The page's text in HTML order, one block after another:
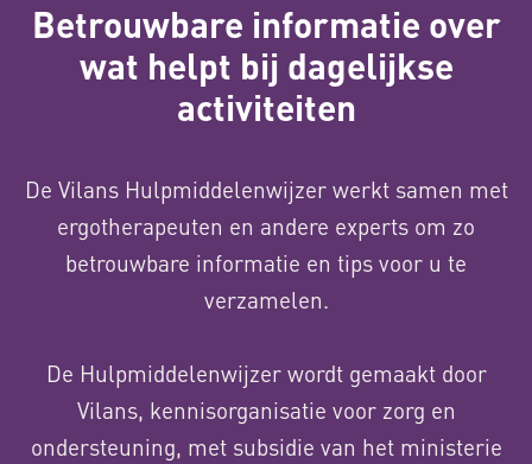
Betrouwbare informatie over
wat helpt bij dagelijkse
activiteiten
De Vilans Hulpmiddelenwijzer werkt samen met
ergotherapeuten en andere experts om zo
betrouwbare informatie en tips voor u te
verzamelen.
De Hulpmiddelenwijzer wordt gemaakt door
Vilans, kennisorganisatie voor zorg en
ondersteuning, met subsidie van het ministerie